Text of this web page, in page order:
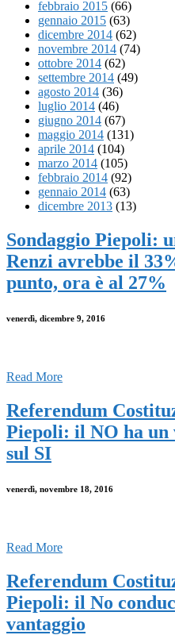
febbraio 2015 (66)
gennaio 2015 (63)
dicembre 2014 (62)
novembre 2014 (74)
ottobre 2014 (62)
settembre 2014 (49)
agosto 2014 (36)
luglio 2014 (46)
giugno 2014 (67)
maggio 2014 (131)
aprile 2014 (104)
marzo 2014 (105)
febbraio 2014 (92)
gennaio 2014 (63)
dicembre 2013 (13)
Sondaggio Piepoli:
Renzi avrebbe il
punto, ora è al 27%
venerdì, dicembre 9, 2016
Read More
Referendum
Piepoli: il NO ha un
sul SI
venerdì, novembre 18, 2016
Read More
Referendum
Piepoli: il No
vantaggio